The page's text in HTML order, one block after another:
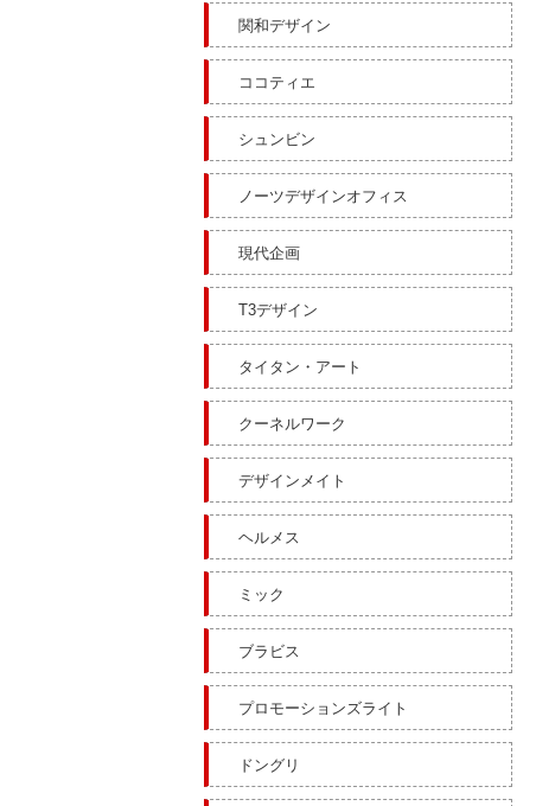
関和デザイン
ココティエ
シュンビン
ノーツデザインオフィス
現代企画
T3デザイン
タイタン・アート
クーネルワーク
デザインメイト
ヘルメス
ミック
ブラビス
プロモーションズライト
ドングリ